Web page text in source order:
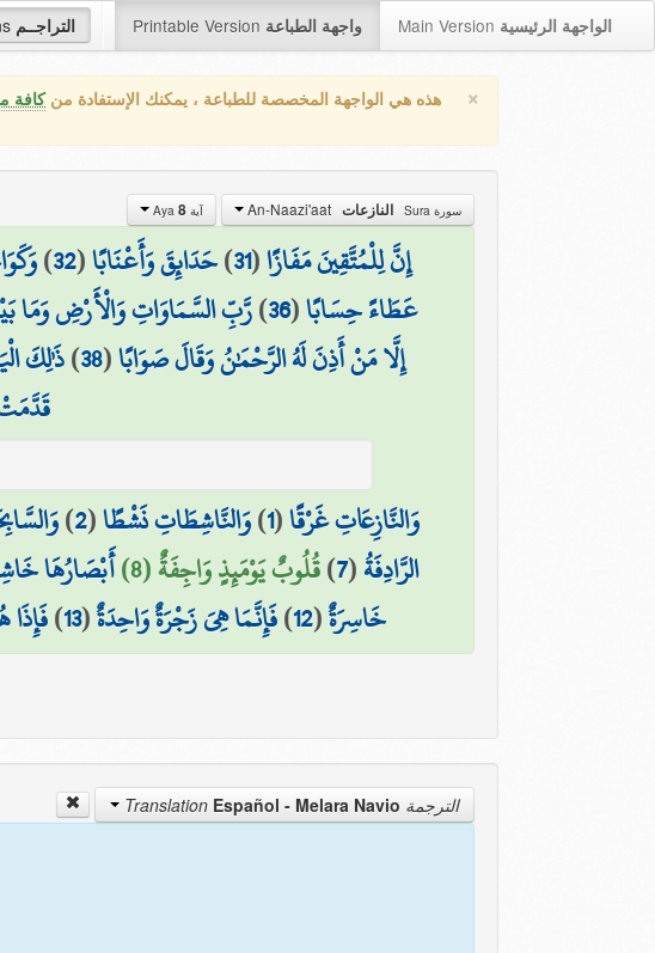
التراجــم Printable Version واجهة الطباعة Main Version الواجهة الرئيسية
× هذه هي الواجهة المخصصة للطباعة ، يمكنك الإستفادة منكافة
سورة Sura النازعات آية Aya 8
إِنَّ لِلْمُتَّقِينَ مَفَازًا(
31
)حَدَائِقَ وَأَعْنَابًا(
32
)
عَطَاءً حِسَابًا(
36
)رَّبِّ السَّمَاوَاتِ وَالْأَرْضِ وَمَا
إِلَّا مَنْ أَذِنَ لَهُ الرَّحْمَٰنُ وَقَالَ صَوَابًا(
38
)ذَٰلِكَ
قَدَّمَتْ
وَالنَّازِعَاتِ غَرْقًا(
1
)وَالنَّاشِطَاتِ نَشْطًا(
2
)
الرَّادِفَةُ(
7
)قُلُوبٌ يَوْمَئِذٍ وَاجِفَةٌ (8) أَبْصَارُهَا
خَاسِرَةٌ(
12
)فَإِنَّمَا هِيَ زَجْرَةٌ وَاحِدَةٌ(
13
)
الترجمة Translation Español - Melara Navio